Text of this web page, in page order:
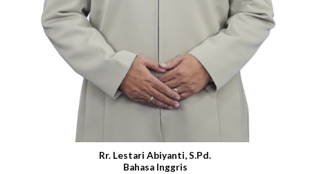
Rr. Lestari Abiyanti, S.Pd.
Bahasa Inggris